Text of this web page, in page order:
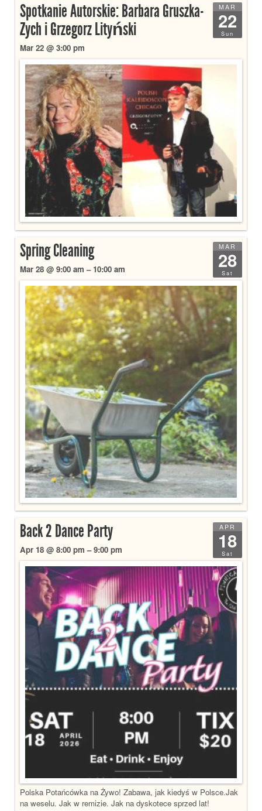
MAR
22
Sun
Spotkanie Autorskie: Barbara Gruszka-
Zych i Grzegorz Lityński
Mar 22 @ 3:00 pm
MAR
28
Sat
Spring Cleaning
Mar 28 @ 9:00 am – 10:00 am
APR
18
Sat
Back 2 Dance Party
Apr 18 @ 8:00 pm – 9:00 pm
Polska Potańcówka na Żywo! Zabawa, jak kiedyś w Polsce.Jak
na weselu. Jak w remizie. Jak na dyskotece sprzed lat!